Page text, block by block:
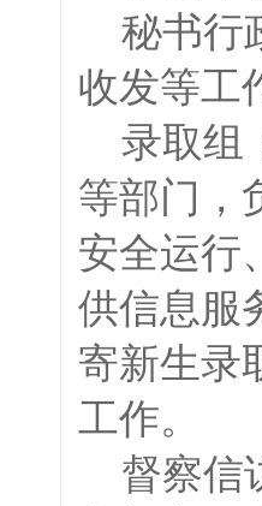
秘书行
收发等工
录取组
等部门，
安全运行
供信息服
寄新生录
工作。
督察信